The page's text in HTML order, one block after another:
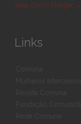
Veja como chegar →
Links